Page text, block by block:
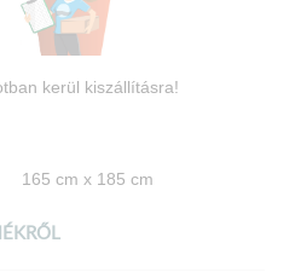
kerül kiszállításra!
165 cm x 185 cm
32 cm